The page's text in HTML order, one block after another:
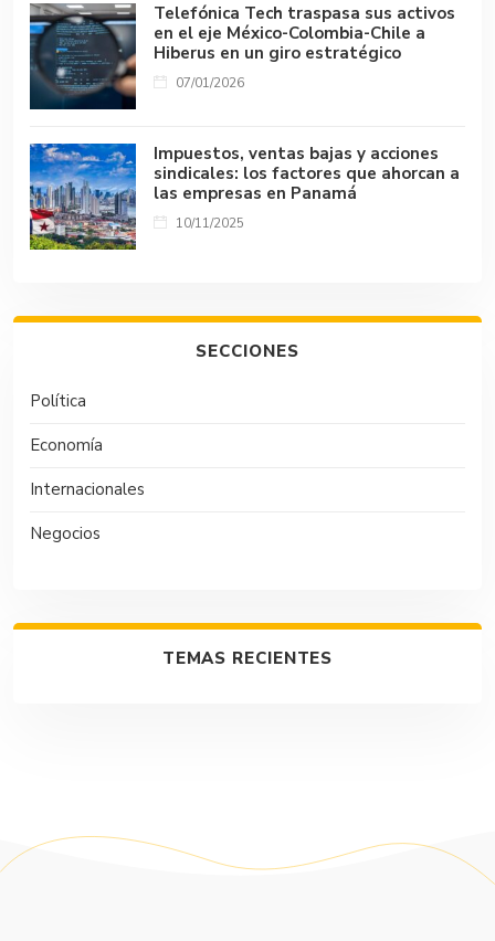
Telefónica Tech traspasa sus activos
en el eje México-Colombia-Chile a
Hiberus en un giro estratégico
07/01/2026
Impuestos, ventas bajas y acciones
sindicales: los factores que ahorcan a
las empresas en Panamá
10/11/2025
SECCIONES
Política
Economía
Internacionales
Negocios
TEMAS RECIENTES